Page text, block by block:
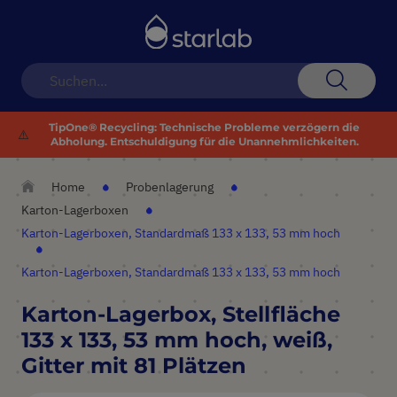
⚠️
TipOne® Recycling: Technische Probleme verzögern die
Abholung. Entschuldigung für die Unannehmlichkeiten.
Home
Probenlagerung
Karton-Lagerboxen
Karton-Lagerboxen, Standardmaß 133 x 133, 53 mm hoch
Karton-Lagerboxen, Standardmaß 133 x 133, 53 mm hoch
Karton-Lagerbox, Stellfläche
133 x 133, 53 mm hoch, weiß,
Gitter mit 81 Plätzen